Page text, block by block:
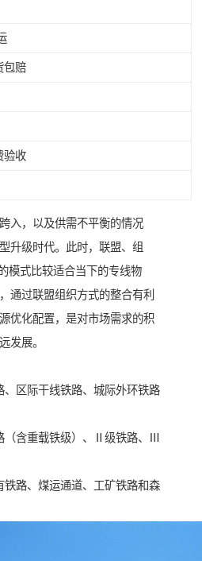
包赔
验收
入，以及供需不平衡的情况
升级时代。此时，联盟、组
模式比较适合当下的专线物
通过联盟组织方式的整合有利
优化配置，是对市场需求的积
发展。
、区际干线铁路、城际外环铁路
含重载铁级）、Ⅱ级铁路、Ⅲ
铁路、煤运通道、工矿铁路和森